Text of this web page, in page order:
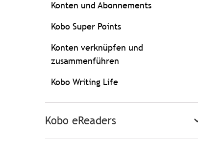
Konten und Abonnements
Kobo Super Points
Konten verknüpfen und
zusammenführen
Kobo Writing Life
Kobo eReaders